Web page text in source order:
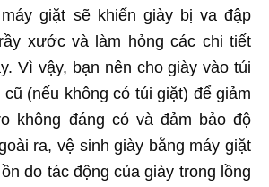
giặt sẽ khiến giày bị va đập
xước và làm hỏng các chi tiết
Vì vậy, bạn nên cho giày vào túi
(nếu không có túi giặt) để giảm
không đáng có và đảm bảo độ
ra, vệ sinh giày bằng máy giặt
do tác động của giày trong lồng